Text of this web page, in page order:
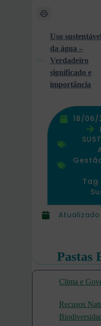
Uso sustentável
da água –
Verdadeiro
significado e
importância
18/06/
Tag
Pastas
Clima e
Recusos